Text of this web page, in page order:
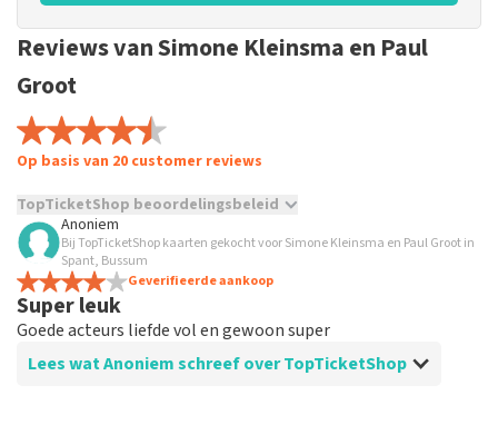
Reviews van Simone Kleinsma en Paul
Groot
Op basis van 20 customer reviews
TopTicketShop beoordelingsbeleid
TopTicketShop verzamelt reviews van echte klanten. Het is
niet mogelijk om een review achter te laten als je geen
tickets hebt aangeschaft bij TopTicketShop. Reviews met
grof taalgebruik en/of onwaarheden worden niet geplaatst.
Het kan enkele weken duren voordat een review wordt
geplaatst.
Anoniem
Bij TopTicketShop kaarten gekocht voor Simone Kleinsma en Paul Groot in
Spant, Bussum
Geverifieerde aankoop
Super leuk
Goede acteurs liefde vol en gewoon super
Lees wat Anoniem schreef over TopTicketShop